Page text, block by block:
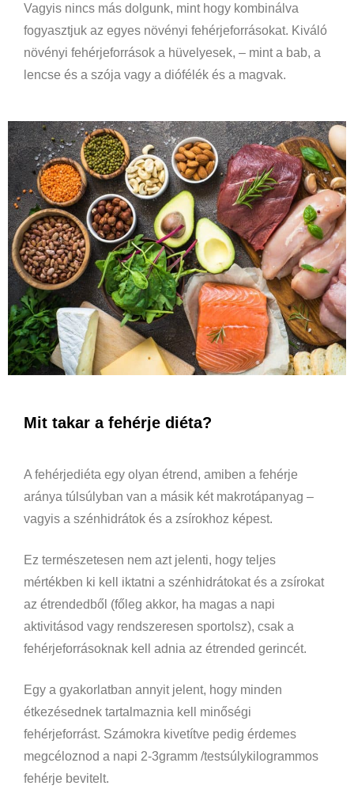
Vagyis nincs más dolgunk, mint hogy kombinálva
fogyasztjuk az egyes növényi fehérjeforrásokat. Kiváló
növényi fehérjeforrások a hüvelyesek, – mint a bab, a
lencse és a szója vagy a diófélék és a magvak.
Mit takar a fehérje diéta?
A fehérjediéta egy olyan étrend, amiben a fehérje
aránya túlsúlyban van a másik két makrotápanyag –
vagyis a szénhidrátok és a zsírokhoz képest.
Ez természetesen nem azt jelenti, hogy teljes
mértékben ki kell iktatni a szénhidrátokat és a zsírokat
az étrendedből (főleg akkor, ha magas a napi
aktivitásod vagy rendszeresen sportolsz), csak a
fehérjeforrásoknak kell adnia az étrended gerincét.
Egy a gyakorlatban annyit jelent, hogy minden
étkezésednek tartalmaznia kell minőségi
fehérjeforrást. Számokra kivetítve pedig érdemes
megcéloznod a napi 2-3gramm /testsúlykilogrammos
fehérje bevitelt.